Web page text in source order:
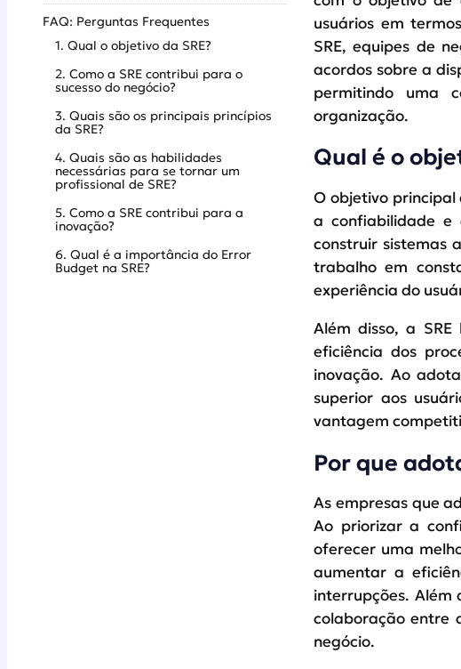
FAQ: Perguntas Frequentes
1. Qual o objetivo da SRE?
2. Como a SRE contribui para o
sucesso do negócio?
3. Quais são os principais princípios
da SRE?
4. Quais são as habilidades
necessárias para se tornar um
profissional de SRE?
5. Como a SRE contribui para a
inovação?
6. Qual é a importância do Error
Budget na SRE?
usuários em
SRE, equipes de
acordos sobre a
permitindo uma
organização.
Qual é o
O objetivo principal
a confiabilidade e
construir sistemas
trabalho em
experiência do
Além disso, a
eficiência dos
inovação. Ao
superior aos
vantagem
Por que
As empresas que
Ao priorizar a
oferecer uma
aumentar a
interrupções. Além
colaboração entre
negócio.